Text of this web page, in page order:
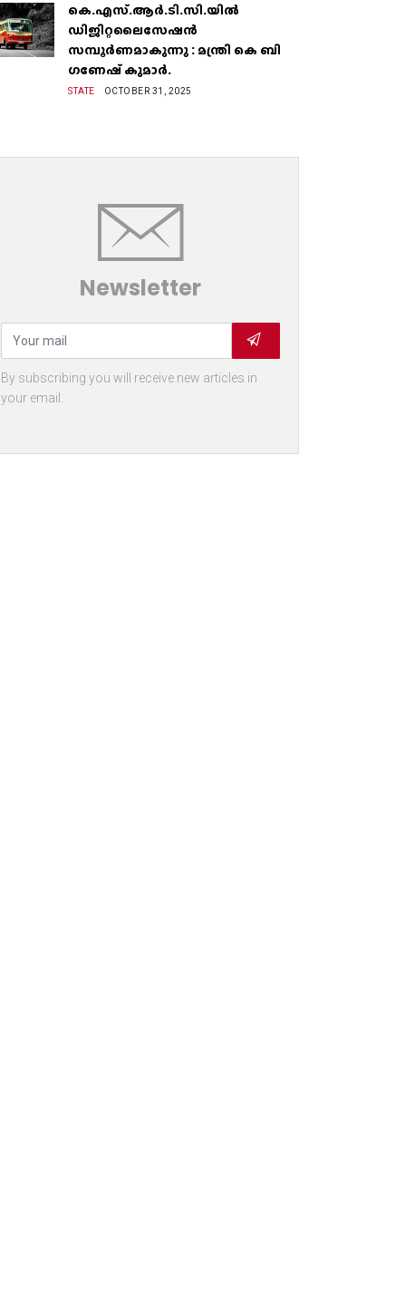
കെ.എസ്.ആർ.ടി.സി.യിൽ
ഡിജിറ്റലൈസേഷൻ
സമ്പൂർണമാകുന്നു : മന്ത്രി കെ ബി
ഗണേഷ് കുമാർ.
STATE OCTOBER 31, 2025
Newsletter
By subscribing you will receive new articles in
your email.